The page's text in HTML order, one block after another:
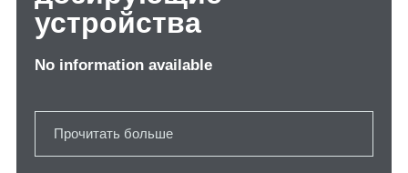
устройства
No information available
Прочитать больше